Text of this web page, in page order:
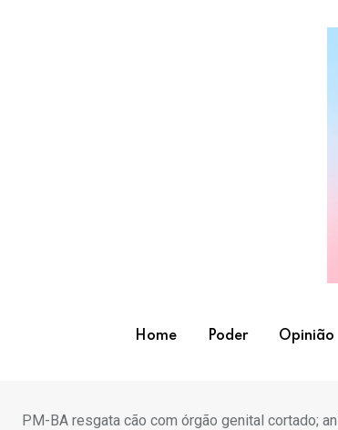
Home Poder Opinião
PM-BA resgata cão com órgão genital cortado;